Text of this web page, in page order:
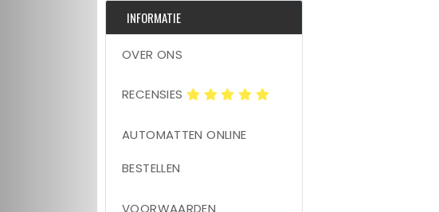
INFORMATIE
OVER ONS
RECENSIES
AUTOMATTEN ONLINE
BESTELLEN
VOORWAARDEN